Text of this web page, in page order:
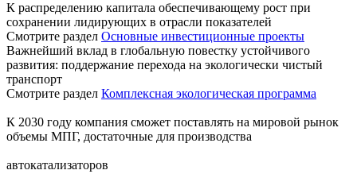
К распределению капитала обеспечивающему рост при
сохранении лидирующих в отрасли показателей
Смотрите раздел Основные инвестиционные проекты
Важнейший вклад в глобальную повестку устойчивого
развития: поддержание перехода на экологически чистый
транспорт
Смотрите раздел Комплексная экологическая программа
К 2030 году компания сможет поставлять на мировой рынок
объемы МПГ, достаточные для производства
автокатализаторов